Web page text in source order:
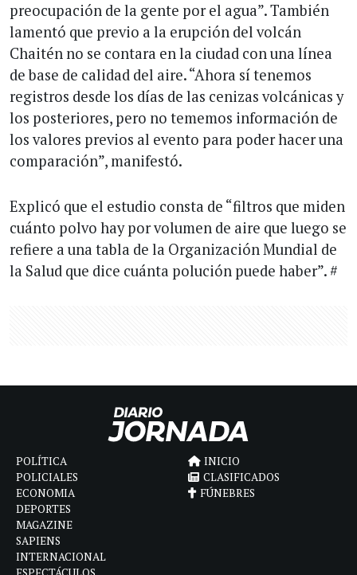
preocupación de la gente por el agua”. También
lamentó que previo a la erupción del volcán
Chaitén no se contara en la ciudad con una línea
de base de calidad del aire. “Ahora sí tenemos
registros desde los días de las cenizas volcánicas y
los posteriores, pero no tememos información de
los valores previos al evento para poder hacer una
comparación”, manifestó.
Explicó que el estudio consta de “filtros que miden
cuánto polvo hay por volumen de aire que luego se
refiere a una tabla de la Organización Mundial de
la Salud que dice cuánta polución puede haber”. #
POLÍTICA
POLICIALES
ECONOMIA
DEPORTES
MAGAZINE
SAPIENS
INTERNACIONAL
INICIO
CLASIFICADOS
FÚNEBRES